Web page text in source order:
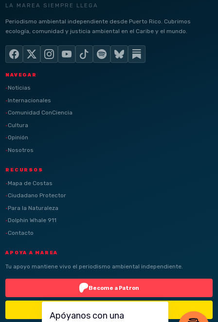
LA MAREA SIEMPRE LLEGA
Periodismo ambiental independiente desde Puerto Rico. Cubrimos
ecología, comunidad y justicia ambiental en el Caribe y el mundo.
NAVEGAR
Noticias
Internacionales
Comunidad ConCiencia
Cultura
Opinión
Nosotros
RECURSOS
Mapa de Costas
Ciudadano Protector
Para la Naturaleza
Dolphin Whale 911
Contacto
APOYA A MAREA
Tu apoyo mantiene vivo el periodismo ambiental independiente.
Become a Patron
Apóyanos con una